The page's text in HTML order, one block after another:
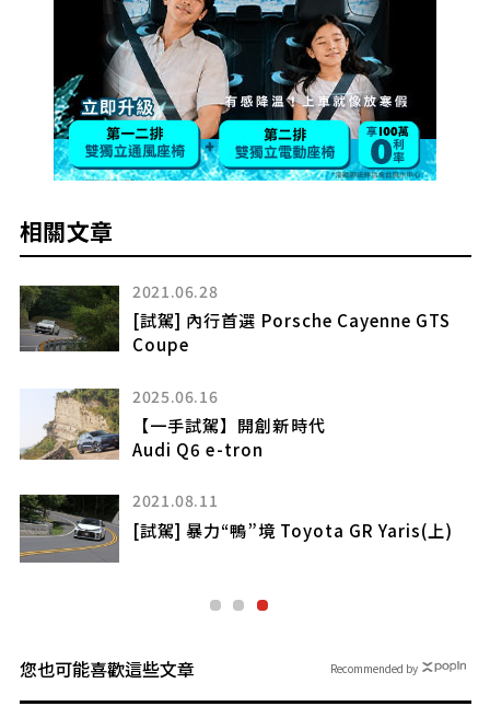
相關文章
2021.06.28
[試駕] 內行首選 Porsche Cayenne GTS
Coupe
2025.06.16
【一手試駕】開創新時代
Audi Q6 e-tron
2021.08.11
[試駕] 暴力“鴨”境 Toyota GR Yaris(上)
您也可能喜歡這些文章 Recommended by